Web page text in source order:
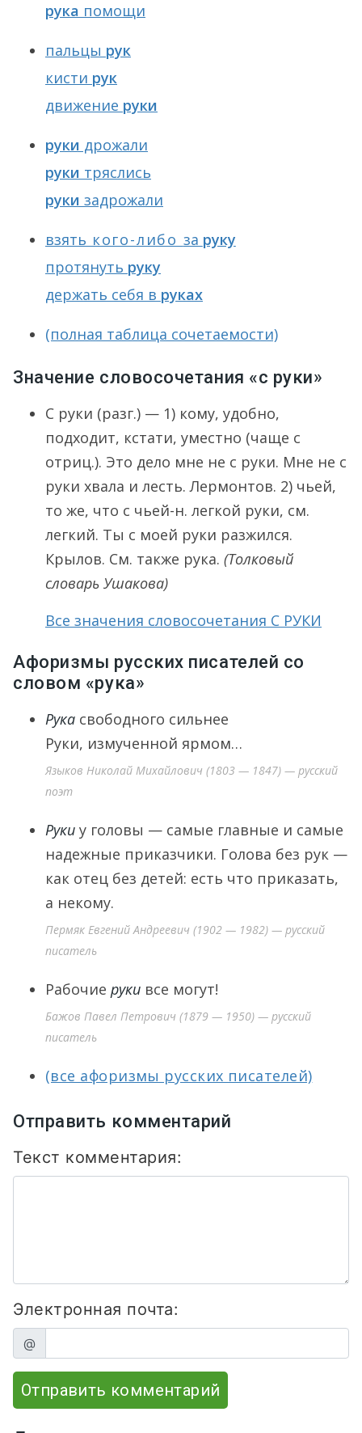
рука помощи
пальцы рук
кисти рук
движение руки
руки дрожали
руки тряслись
руки задрожали
взять кого-либо за руку
протянуть руку
держать себя в руках
(полная таблица сочетаемости)
Значение словосочетания «с руки»
С руки (разг.) — 1) кому, удобно,
подходит, кстати, уместно (чаще с
отриц.). Это дело мне не с руки. Мне не с
руки хвала и лесть. Лермонтов. 2) чьей,
то же, что с чьей-н. легкой руки, см.
легкий. Ты с моей руки разжился.
Крылов. См. также рука. (Толковый
словарь Ушакова)
Все значения словосочетания С РУКИ
Афоризмы русских писателей со
словом «рука»
Рука свободного сильнее
Руки, измученной ярмом…
Языков Николай Михайлович (1803 — 1847) — русский
поэт
Руки у головы — самые главные и самые
надежные приказчики. Голова без рук —
как отец без детей: есть что приказать,
а некому.
Пермяк Евгений Андреевич (1902 — 1982) — русский
писатель
Рабочие руки все могут!
Бажов Павел Петрович (1879 — 1950) — русский
писатель
(все афоризмы русских писателей)
Отправить комментарий
Текст комментария:
Электронная почта:
@
Отправить комментарий